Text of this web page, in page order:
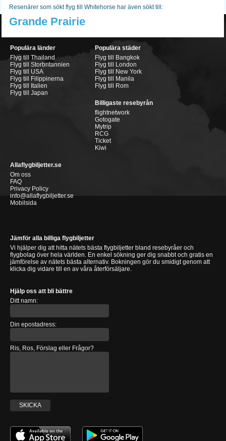
Resenärer som sökt flyg till Whitehorse har även sökt till:
Grande Prairie
Populära länder
Flyg till Thailand
Flyg till Storbritannien
Flyg till USA
Flyg till Filippinerna
Flyg till Italien
Flyg till Japan
Populära städer
Flyg till Bangkok
Flyg till London
Flyg till New York
Flyg till Manila
Flyg till Rom
Billigaste resebyrån
flightnetwork
Gotogate
Mytrip
RCG
Ticket
Kiwi
Allaflygbiljetter.se
Om oss
FAQ
Privacy Policy
info@allaflygbiljetter.se
Mobilsida
Jämför alla billiga flygbiljetter
Vi hjälper dig att hitta nätets bästa flygbiljetter bland resebyråer och
flygbolag över hela världen. En enkel sökning ger dig snabbt och gratis en
jämförelse av nätets bästa alternativ. Bokningen gör du smidigt genom att
klicka dig vidare till en av våra återförsäljare.
Hjälp oss att bli bättre
Ditt namn:
Din epostadress:
Ris, Ros, Förslag eller Frågor?
SKICKA